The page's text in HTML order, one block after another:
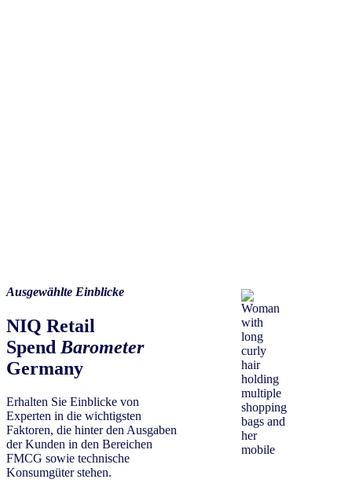
Ausgewählte Einblicke
NIQ Retail
Spend Barometer
Germany
Erhalten Sie Einblicke von
Experten in die wichtigsten
Faktoren, die hinter den Ausgaben
der Kunden in den Bereichen
FMCG sowie technische
Konsumgüter stehen.